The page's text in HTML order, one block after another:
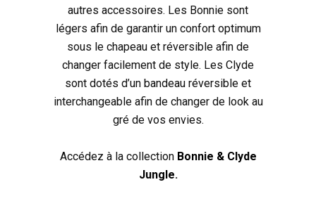
autres accessoires. Les Bonnie sont
légers afin de garantir un confort optimum
sous le chapeau et réversible afin de
changer facilement de style. Les Clyde
sont dotés d’un bandeau réversible et
interchangeable afin de changer de look au
gré de vos envies.
Accédez à la collection Bonnie & Clyde
Jungle.